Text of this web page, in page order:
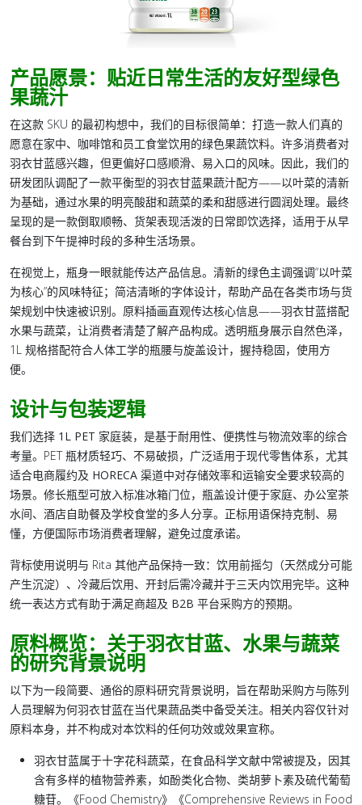
产品愿景：贴近日常生活的友好型绿色
果蔬汁
在这款 SKU 的最初构想中，我们的目标很简单：打造一款人们真的
愿意在家中、咖啡馆和员工食堂饮用的绿色果蔬饮料。许多消费者对
羽衣甘蓝感兴趣，但更偏好口感顺滑、易入口的风味。因此，我们的
研发团队调配了一款平衡型的羽衣甘蓝果蔬汁配方——以叶菜的清新
为基础，通过水果的明亮酸甜和蔬菜的柔和甜感进行圆润处理。最终
呈现的是一款倒取顺畅、货架表现活泼的日常即饮选择，适用于从早
餐台到下午提神时段的多种生活场景。
在视觉上，瓶身一眼就能传达产品信息。清新的绿色主调强调“以叶菜
为核心”的风味特征；简洁清晰的字体设计，帮助产品在各类市场与货
架规划中快速被识别。原料插画直观传达核心信息——羽衣甘蓝搭配
水果与蔬菜，让消费者清楚了解产品构成。透明瓶身展示自然色泽，
1L 规格搭配符合人体工学的瓶腰与旋盖设计，握持稳固，使用方
便。
设计与包装逻辑
我们选择 1L PET 家庭装，是基于耐用性、便携性与物流效率的综合
考量。PET 瓶材质轻巧、不易破损，广泛适用于现代零售体系，尤其
适合电商履约及 HORECA 渠道中对存储效率和运输安全要求较高的
场景。修长瓶型可放入标准冰箱门位，瓶盖设计便于家庭、办公室茶
水间、酒店自助餐及学校食堂的多人分享。正标用语保持克制、易
懂，方便国际市场消费者理解，避免过度承诺。
背标使用说明与 Rita 其他产品保持一致：饮用前摇匀（天然成分可能
产生沉淀）、冷藏后饮用、开封后需冷藏并于三天内饮用完毕。这种
统一表达方式有助于满足商超及 B2B 平台采购方的预期。
原料概览：关于羽衣甘蓝、水果与蔬菜
的研究背景说明
以下为一段简要、通俗的原料研究背景说明，旨在帮助采购方与陈列
人员理解为何羽衣甘蓝在当代果蔬品类中备受关注。相关内容仅针对
原料本身，并不构成对本饮料的任何功效或效果宣称。
羽衣甘蓝属于十字花科蔬菜，在食品科学文献中常被提及，因其
含有多样的植物营养素，如酚类化合物、类胡萝卜素及硫代葡萄
糖苷。《Food Chemistry》《Comprehensive Reviews in Food